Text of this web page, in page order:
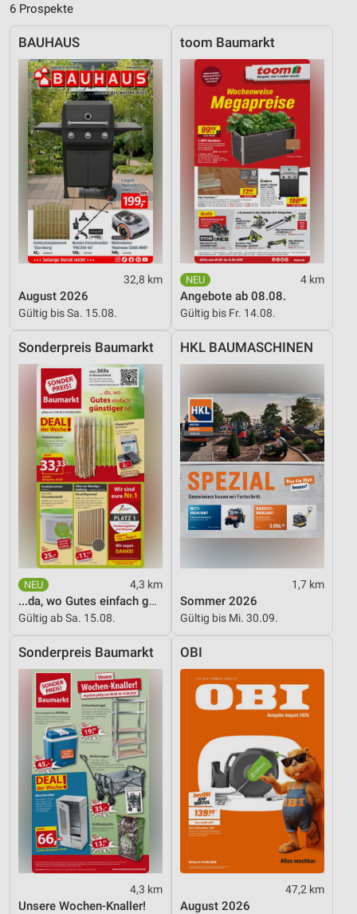
6 Prospekte
BAUHAUS
32,8 km
August 2026
Gültig bis Sa. 15.08.
toom Baumarkt
4 km
Angebote ab 08.08.
Gültig bis Fr. 14.08.
Sonderpreis Baumarkt
4,3 km
...da, wo Gutes einfach günstiger ist!
Gültig ab Sa. 15.08.
HKL BAUMASCHINEN
1,7 km
Sommer 2026
Gültig bis Mi. 30.09.
Sonderpreis Baumarkt
4,3 km
Unsere Wochen-Knaller!
OBI
47,2 km
August 2026
Entwicklung und Verbesserung der Angebote
Verwendung reduzierter Daten zur Auswahl von
Inhalten
IAB-Besonderheiten:
Verwendung genauer Standortdaten
Geräte anhand von aktiv angeforderten
Informationen identifizieren
Nicht-IAB-Verarbeitungszwecke:
Notwendig
Performance
Werbung